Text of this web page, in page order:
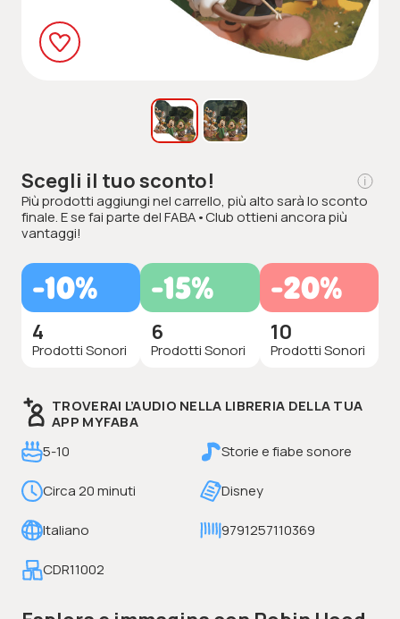
Scegli il tuo sconto!
Più prodotti aggiungi nel carrello, più alto sarà lo sconto
finale. E se fai parte del FABA•Club ottieni ancora più
vantaggi!
-10%
4
Prodotti Sonori
-15%
6
Prodotti Sonori
-20%
10
Prodotti Sonori
TROVERAI L’AUDIO NELLA LIBRERIA DELLA TUA
APP MYFABA
5-10
Storie e fiabe sonore
Circa 20 minuti Disney
Italiano 9791257110369
CDR11002